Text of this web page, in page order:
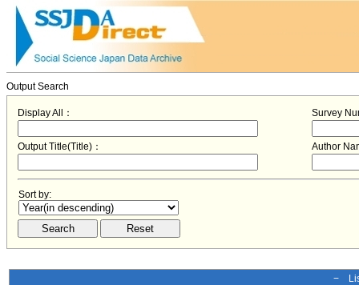
Output Search
Display All： Survey
Output Title(Title)： Author
Sort by:
−